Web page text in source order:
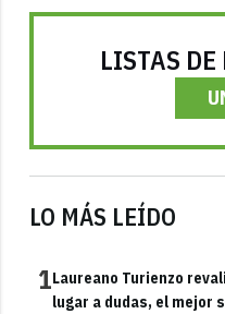
LISTAS
LO MÁS LEÍDO
1Laureano Turienzo
lugar a dudas, el mejor